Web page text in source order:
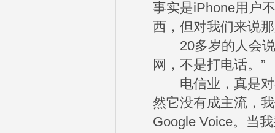
事实是iPhone用户
西，但对我们来说
20多岁的人会说
网，不是打电话。”
电信业，真是对
然它没有成主流，
Google Voice。当